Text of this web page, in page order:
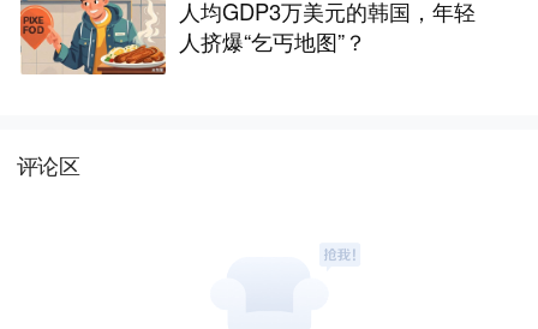
人均GDP3万美元的韩国，年轻
人挤爆“乞丐地图”？
评论区